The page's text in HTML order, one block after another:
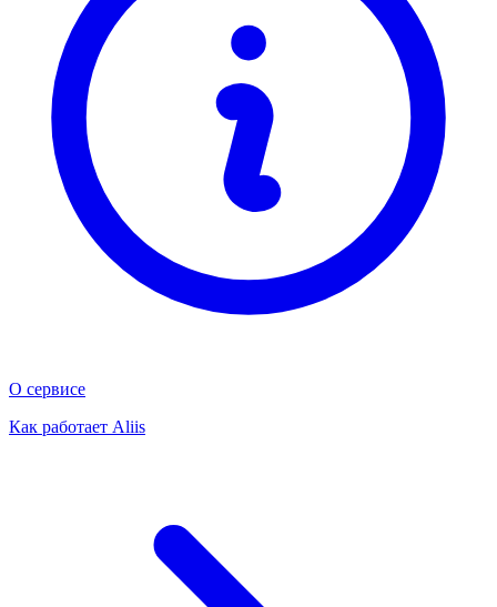
О сервисе
Как работает Aliis